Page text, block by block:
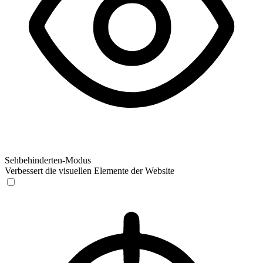
Sehbehinderten-Modus
Verbessert die visuellen Elemente der Website